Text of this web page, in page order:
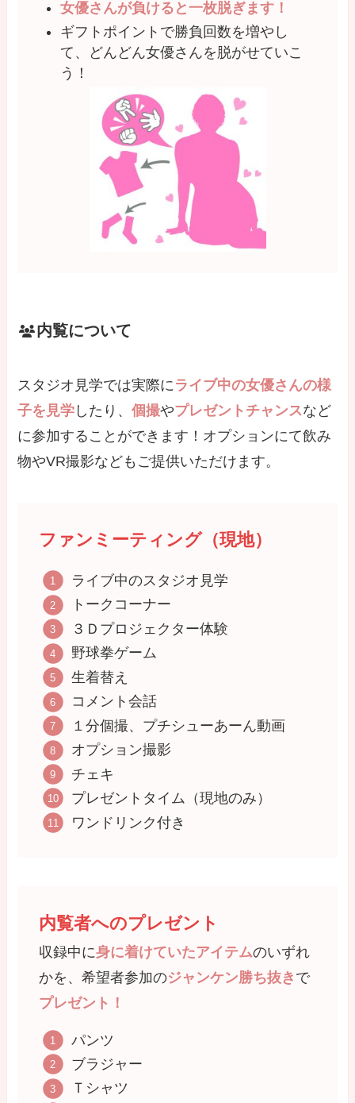
女優さんが負けると一枚脱ぎます！
ギフトポイントで勝負回数を増やし
て、どんどん女優さんを脱がせていこ
う！
内覧について
スタジオ見学では実際にライブ中の女優さんの様
子を見学 したり、個撮やプレゼントチャンスなど
に参加することができます！オプションにて飲み
物やVR撮影などもご提供いただけます。
ファンミーティング（現地）
ライブ中のスタジオ見学
トークコーナー
３Ｄプロジェクター体験
野球拳ゲーム
生着替え
コメント会話
１分個撮、プチシューあーん動画
オプション撮影
チェキ
プレゼントタイム（現地のみ）
ワンドリンク付き
内覧者へのプレゼント
収録中に身に着けていたアイテムのいずれ
かを、希望者参加のジャンケン勝ち抜き で
プレゼント！
パンツ
ブラジャー
Ｔシャツ